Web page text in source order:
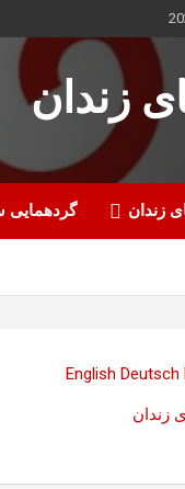
زندان
زندان
English Deutsch
زندان